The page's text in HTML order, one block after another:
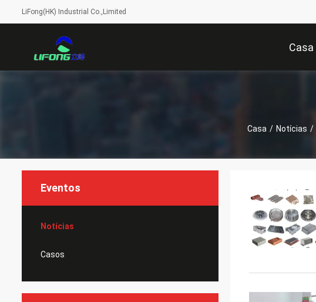
LiFong(HK) Industrial Co.,Limited
Casa
Casa / Notícias /
Eventos
Notícias
Casos